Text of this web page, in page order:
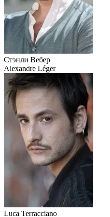
Стэнли Вебер
Alexandre Léger
Luca Terracciano